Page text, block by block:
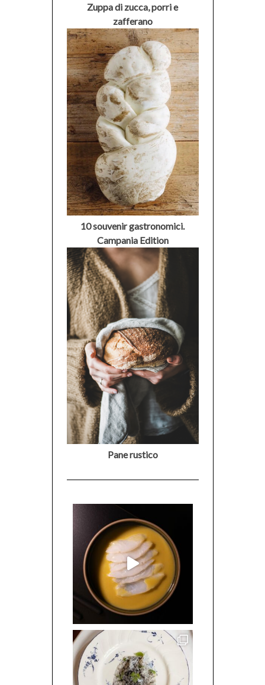
Zuppa di zucca, porri e
zafferano
10 souvenir gastronomici.
Campania Edition
Pane rustico